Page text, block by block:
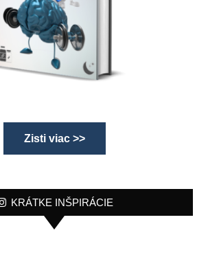
Zisti viac >>
KRÁTKE INŠPIRÁCIE